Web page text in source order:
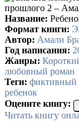
Название:
Формат книги:
Автор: Амали
Год написания:
Жанры:
любовный роман
Теги: фиктивный
ребенок
Оцените книгу:
Читать книгу